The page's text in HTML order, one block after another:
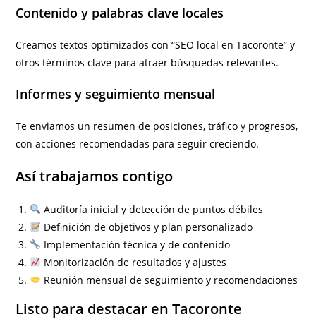
Contenido y palabras clave locales
Creamos textos optimizados con “SEO local en Tacoronte” y
otros términos clave para atraer búsquedas relevantes.
Informes y seguimiento mensual
Te enviamos un resumen de posiciones, tráfico y progresos,
con acciones recomendadas para seguir creciendo.
Así trabajamos contigo
Auditoría inicial y detección de puntos débiles
Definición de objetivos y plan personalizado
Implementación técnica y de contenido
Monitorización de resultados y ajustes
Reunión mensual de seguimiento y recomendaciones
Listo para destacar en Tacoronte